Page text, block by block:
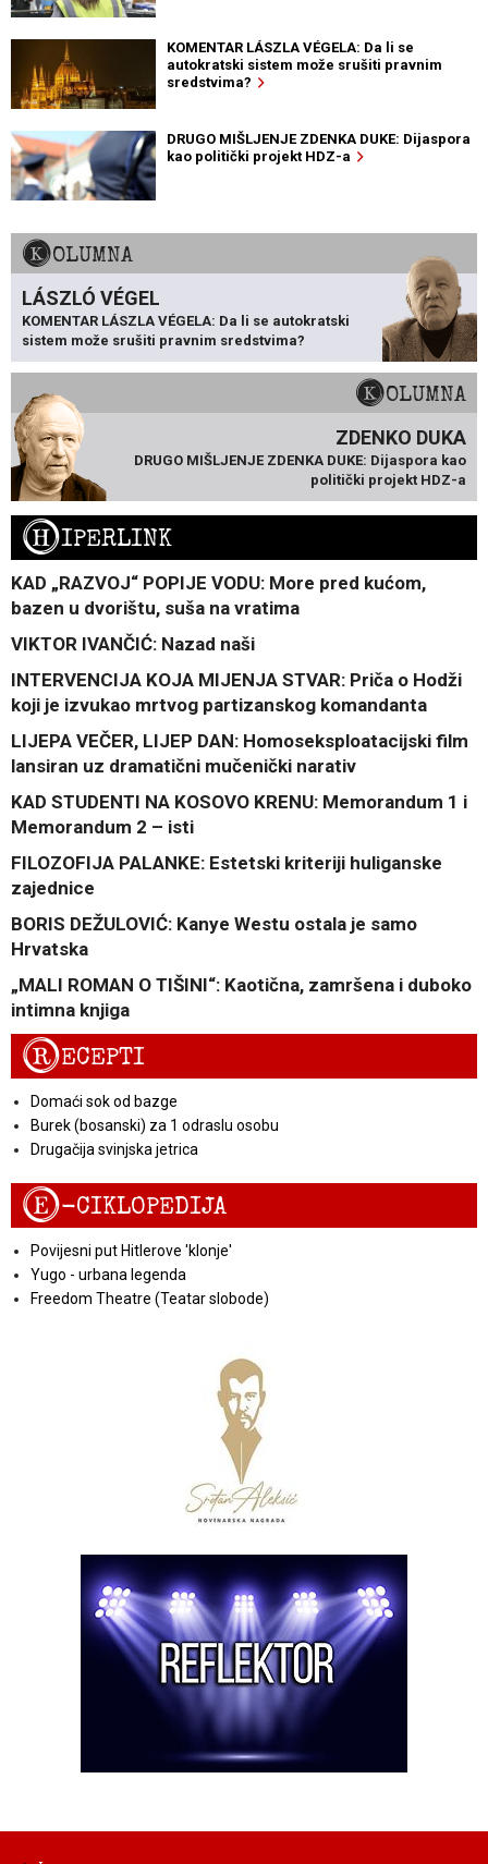
KOMENTAR LÁSZLA VÉGELA: Da li se
autokratski sistem može srušiti pravnim
sredstvima?
DRUGO MIŠLJENJE ZDENKA DUKE: Dijaspora
kao politički projekt HDZ-a
KOLUMNA
LÁSZLÓ VÉGEL
KOMENTAR LÁSZLA VÉGELA: Da li se autokratski
sistem može srušiti pravnim sredstvima?
KOLUMNA
ZDENKO DUKA
DRUGO MIŠLJENJE ZDENKA DUKE: Dijaspora kao
politički projekt HDZ-a
HIPERLINK
KAD „RAZVOJ“ POPIJE VODU: More pred kućom,
bazen u dvorištu, suša na vratima
VIKTOR IVANČIĆ: Nazad naši
INTERVENCIJA KOJA MIJENJA STVAR: Priča o Hodži
koji je izvukao mrtvog partizanskog komandanta
LIJEPA VEČER, LIJEP DAN: Homoseksploatacijski film
lansiran uz dramatični mučenički narativ
KAD STUDENTI NA KOSOVO KRENU: Memorandum 1 i
Memorandum 2 – isti
FILOZOFIJA PALANKE: Estetski kriteriji huliganske
zajednice
BORIS DEŽULOVIĆ: Kanye Westu ostala je samo
Hrvatska
„MALI ROMAN O TIŠINI“: Kaotična, zamršena i duboko
intimna knjiga
RECEPTI
Domaći sok od bazge
Burek (bosanski) za 1 odraslu osobu
Drugačija svinjska jetrica
E-CIKLOPEDIJA
Povijesni put Hitlerove 'klonje'
Yugo - urbana legenda
Freedom Theatre (Teatar slobode)